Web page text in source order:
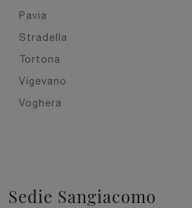
Pavia
Stradella
Tortona
Vigevano
Voghera
Sedie Sangiacomo